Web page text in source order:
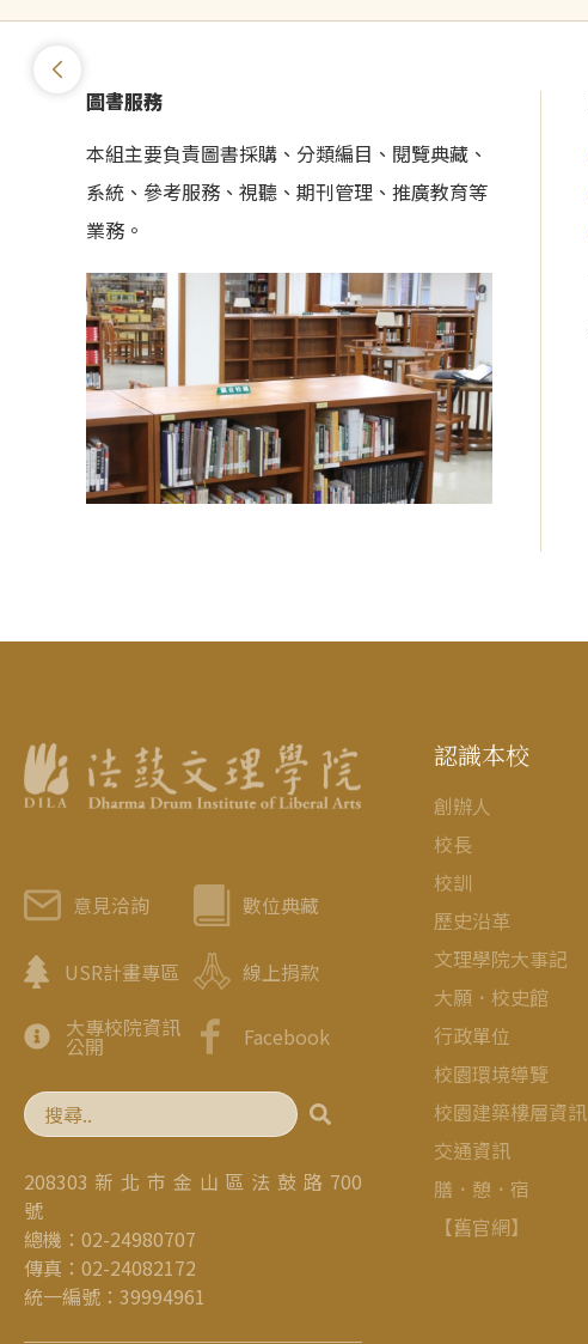
圖書服務
本組主要負責圖書採購、分類編目、閱覽典藏、
系統、參考服務、視聽、期刊管理、推廣教育等
業務。
意見洽詢 數位典藏
USR計畫專區
線上捐款
大專校院資訊
公開 Facebook
208303 新 北 市 金 山 區 法 鼓 路 700
號
總機：02-24980707
傳真：02-24082172
統一編號：39994961
認識本校
創辦人
校長
校訓
歷史沿革
文理學院大事記
大願．校史館
行政單位
校園環境導覽
校園建築樓層資訊
交通資訊
膳．憩．宿
【舊官網】